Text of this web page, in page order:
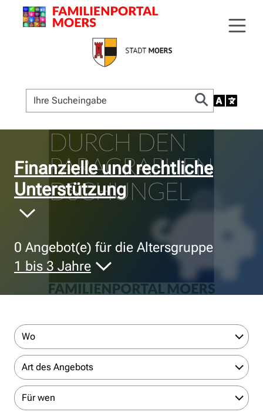
© Bildnachweis
Finanzielle und rechtliche
Unterstützung
0 Angebot(e) für die Altersgruppe
1 bis 3 Jahre
Wo
Art des Angebots
Für wen